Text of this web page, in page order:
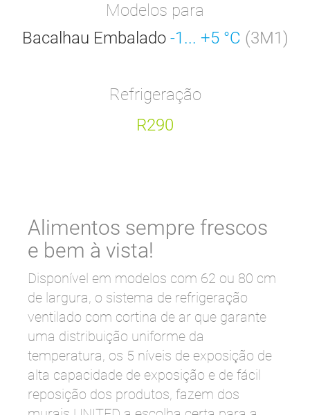
Modelos para
Bacalhau Embalado -1... +5 °C (3M1)
Refrigeração
R290
Alimentos sempre frescos
e bem à vista!
Disponível em modelos com 62 ou 80 cm
de largura, o sistema de refrigeração
ventilado com cortina de ar que garante
uma distribuição uniforme da
temperatura, os 5 níveis de exposição de
alta capacidade de exposição e de fácil
reposição dos produtos, fazem dos